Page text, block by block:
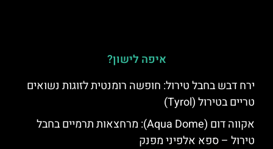
איפה לישון?
ירח דבש בחבל טירול: חופשה רומנטית לזוגות נשואים
טריים בטירול (Tyrol)
אקווה דום (Aqua Dome): מרחצאות תרמיים בחבל
טירול – ספא אלפיני מפנק